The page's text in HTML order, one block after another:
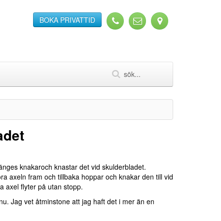
BOKA PRIVATTID
knakaroch knastar det vid skulderbladet.
axeln fram och tillbaka hoppar och knakar den till vid
axel flyter på utan stopp.
Jag vet åtminstone att jag haft det i mer än en